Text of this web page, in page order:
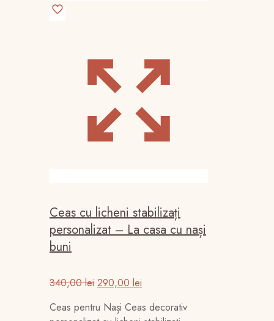
Ceas cu licheni stabilizați
personalizat – La casa cu nași
buni
340,00lei Prețul
a
290,00 lei
este:
Ceas pentru Nași Ceas decorativ